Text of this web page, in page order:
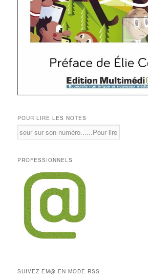
POUR LIRE LES NOTES
PROFESSIONNELS
SUIVEZ EM@ EN MODE RSS